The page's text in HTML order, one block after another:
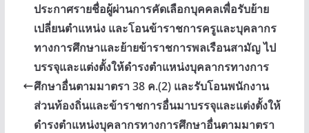
ประกาศรายชื่อผู้ผ่านการคัดเลือกบุคคลเพื่อรับย้าย
เปลี่ยนตำแหน่ง และโอนข้าราชการครูและบุคลากร
ทางการศึกษาและย้ายข้าราชการพลเรือนสามัญ ไป
บรรจุและแต่งตั้งให้ดำรงตำแหน่งบุคลากรทางการ
ศึกษาอื่นตามมาตรา 38 ค.(2) และรับโอนพนักงาน
ส่วนท้องถิ่นและข้าราชการอื่นมาบรรจุและแต่งตั้งให้
ดำรงตำแหน่งบุคลากรทางการศึกษาอื่นตามมาตรา